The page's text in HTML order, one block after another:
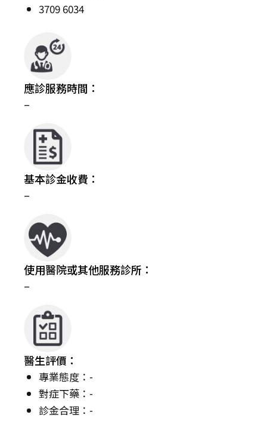
3709 6034
應診服務時間：
–
基本診金收費：
–
使用醫院或其他服務診所：
–
醫生評價：
專業態度：-
對症下藥：-
診金合理：-